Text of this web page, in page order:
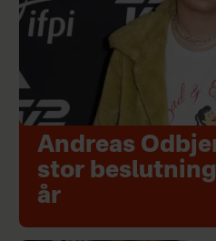
Andreas
stor
år